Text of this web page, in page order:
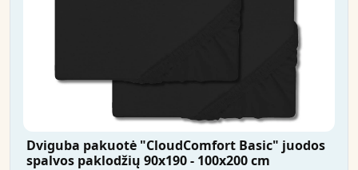
Dviguba pakuotė "CloudComfort Basic" juodos
spalvos paklodžių 90x190 - 100x200 cm